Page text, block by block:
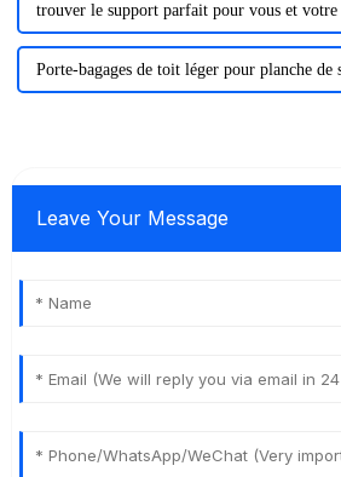
trouver le support parfait pour vous et
Porte-bagages de toit léger pour planche de
Leave Your Message